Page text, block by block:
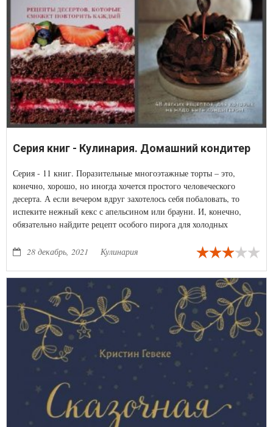
Серия книг - Кулинария. Домашний кондитер
Серия - 11 книг. Поразительные многоэтажные торты – это,
конечно, хорошо, но иногда хочется простого человеческого
десерта. А если вечером вдруг захотелось себя побаловать, то
испеките нежный кекс с апельсином или брауни. И, конечно,
обязательно найдите рецепт особого пирога для холодных
никакая зима.
28 декабрь, 2021 Кулинария